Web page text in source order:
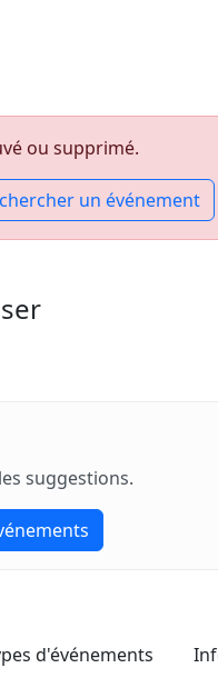
ou supprimé.
un événement
suggestions.
d'événements